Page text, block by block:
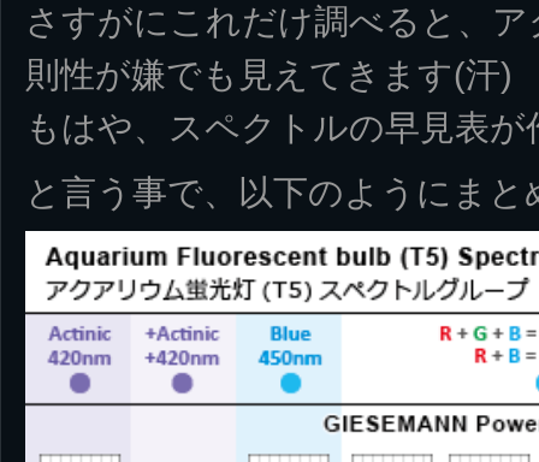
さすがにこれだけ調べると、
則性が嫌でも見えてきます(汗)
もはや、スペクトルの早見表
と言う事で、以下のようにま